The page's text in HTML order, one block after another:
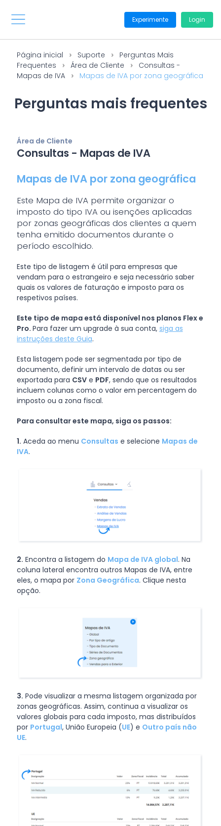
Experimente Login
Página inicial Suporte
Perguntas Mais
Frequentes
Área de Cliente
Consultas -
Mapas de IVA
Mapas de IVA por zona geográfica
Perguntas mais frequentes
Área de Cliente
Consultas - Mapas de IVA
Mapas de IVA por zona geográfica
Este Mapa de IVA permite organizar o
imposto do tipo IVA ou isenções aplicadas
por zonas geográficas dos clientes a quem
tenha emitido documentos durante o
período escolhido.
Este tipo de listagem é útil para empresas que
vendam para o estrangeiro e seja necessário saber
quais os valores de faturação e imposto para os
respetivos países.
Este tipo de mapa está disponível nos planos Flex e
Pro. Para fazer um upgrade à sua conta, siga as
instruções deste Guia.
Esta listagem pode ser segmentada por tipo de
documento, definir um intervalo de datas ou ser
exportada para CSVe PDF, sendo que os resultados
incluem colunas como o valor em percentagem do
imposto ou a zona fiscal.
Para consultar este mapa, siga os passos:
1. Aceda ao menu Consultas e selecione Mapas de
IVA.
2. Encontra a listagem do Mapa de IVA global. Na
coluna lateral encontra outros Mapas de IVA, entre
eles, o mapa por Zona Geográfica. Clique nesta
opção.
3. Pode visualizar a mesma listagem organizada por
zonas geográficas. Assim, continua a visualizar os
valores globais para cada imposto, mas distribuídos
por Portugal, União Europeia (UE) e Outro país não
UE.